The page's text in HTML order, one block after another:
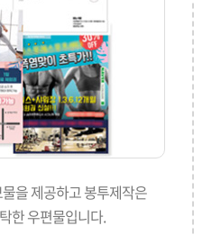
을 제공하고 봉투제작은
한 우편물입니다.